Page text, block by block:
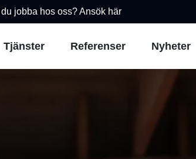
jobba hos oss? Ansök här
Tjänster Referenser Nyheter